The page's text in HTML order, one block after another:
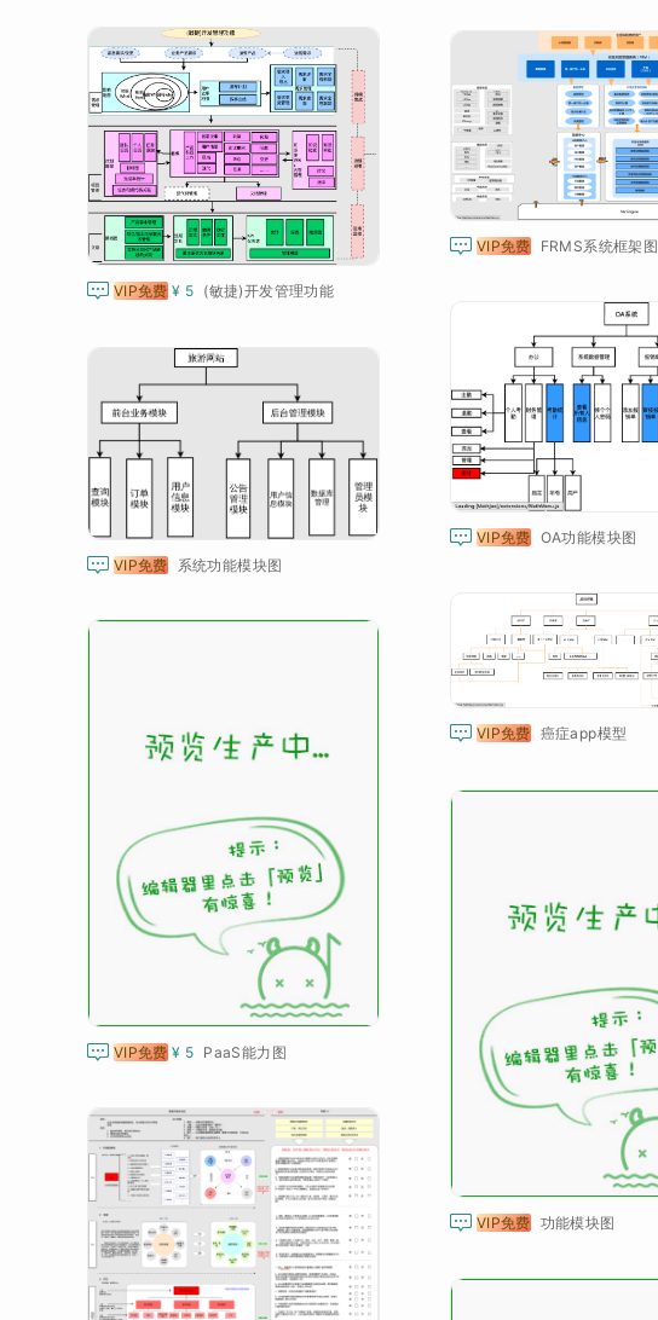
 VIP免费 ¥ 5 (敏捷)开发管理功能
 VIP免费 FRMS系统框架图
 VIP免费 OA功能模块图
 VIP免费 系统功能模块图
 VIP免费 癌症app模型
 VIP免费 ¥ 5 PaaS能力图
 VIP免费 功能模块图